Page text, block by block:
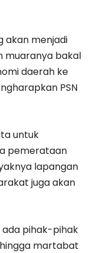
akan menjadi
muaranya bakal
daerah ke
PSN
untuk
pemerataan
lapangan
juga akan
ada pihak-pihak
martabat